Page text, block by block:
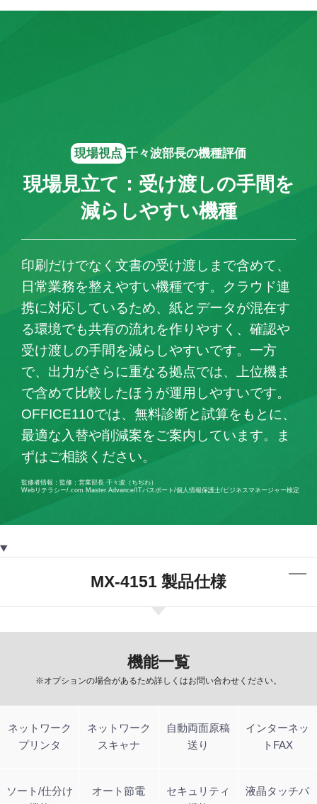
現場視点 千々波部長の機種評価
現場見立て：受け渡しの手間を
減らしやすい機種
印刷だけでなく文書の受け渡しまで含めて、
日常業務を整えやすい機種です。クラウド連
携に対応しているため、紙とデータが混在す
る環境でも共有の流れを作りやすく、確認や
受け渡しの手間を減らしやすいです。一方
で、出力がさらに重なる拠点では、上位機ま
で含めて比較したほうが運用しやすいです。
OFFICE110では、無料診断と試算をもとに、
最適な入替や削減案をご案内しています。ま
ずはご相談ください。
監修者情報：監修：営業部長 千々波（ちぢわ）
Webリテラシー/.com Master Advance/ITパスポート/個人情報保護士/ビジネスマネージャー検定
MX-4151 製品仕様
機能一覧
※オプションの場合があるため詳しくはお問い合わせください。
ネットワーク
プリンタ
ネットワーク
スキャナ
自動両面原稿
送り
インターネッ
トFAX
ソート/仕分け
オート節電
セキュリティ
液晶タッチパ